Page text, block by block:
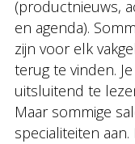
(productnieuws,
en agenda).
zijn voor elk
terug te vinden.
uitsluitend te
Maar sommige
specialiteiten